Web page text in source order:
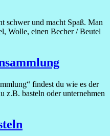
schwer und macht Spaß. Man
Wolle, einen Becher / Beutel
findest du wie es der
z.B. basteln oder unternehmen